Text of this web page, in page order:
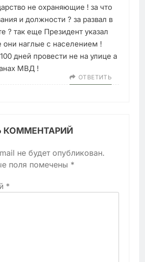
не охраняющие ! за что
и должности ? за развал в
? так еще Президент указал
они наглые с населением !
дней провести не на улице а
МВД !
ОТВЕТИТЬ
КОММЕНТАРИЙ
не будет опубликован.
поля помечены *
*